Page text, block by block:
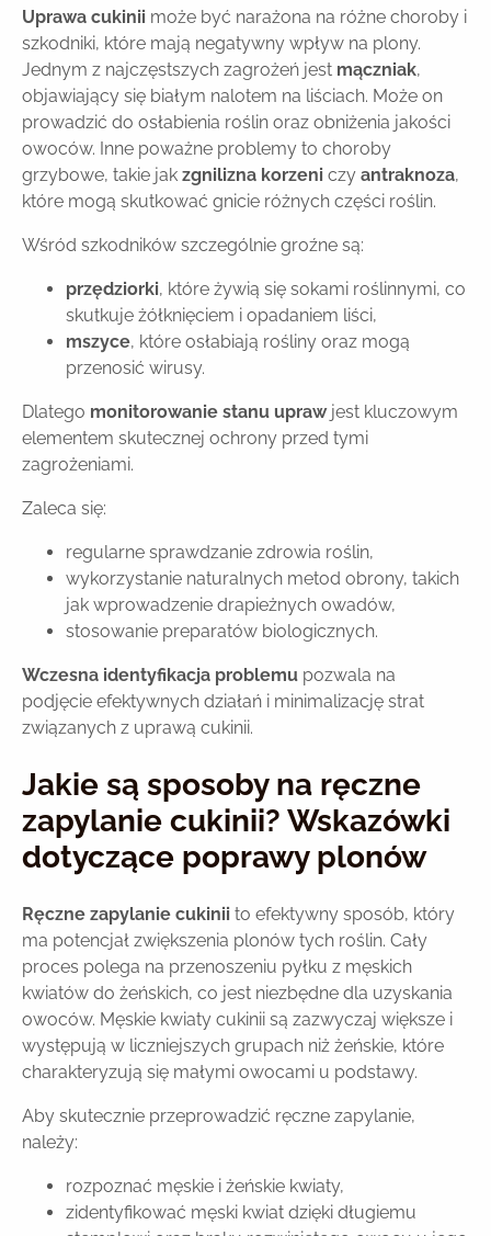
Uprawa cukinii może być narażona na różne choroby i
szkodniki, które mają negatywny wpływ na plony.
Jednym z najczęstszych zagrożeń jest mączniak,
objawiający się białym nalotem na liściach. Może on
prowadzić do osłabienia roślin oraz obniżenia jakości
owoców. Inne poważne problemy to choroby
grzybowe, takie jak zgnilizna korzeni czy antraknoza,
które mogą skutkować gnicie różnych części roślin.
Wśród szkodników szczególnie groźne są:
przędziorki, które żywią się sokami roślinnymi, co
skutkuje żółknięciem i opadaniem liści,
mszyce, które osłabiają rośliny oraz mogą
przenosić wirusy.
Dlatego monitorowanie stanu uprawjest kluczowym
elementem skutecznej ochrony przed tymi
zagrożeniami.
Zaleca się:
regularne sprawdzanie zdrowia roślin,
wykorzystanie naturalnych metod obrony, takich
jak wprowadzenie drapieżnych owadów,
stosowanie preparatów biologicznych.
Wczesna identyfikacja problemu pozwala na
podjęcie efektywnych działań i minimalizację strat
związanych z uprawą cukinii.
Jakie są sposoby na ręczne
zapylanie cukinii? Wskazówki
dotyczące poprawy plonów
Ręczne zapylanie cukinii to efektywny sposób, który
ma potencjał zwiększenia plonów tych roślin. Cały
proces polega na przenoszeniu pyłku z męskich
kwiatów do żeńskich, co jest niezbędne dla uzyskania
owoców. Męskie kwiaty cukinii są zazwyczaj większe i
występują w liczniejszych grupach niż żeńskie, które
charakteryzują się małymi owocami u podstawy.
Aby skutecznie przeprowadzić ręczne zapylanie,
należy:
rozpoznać męskie i żeńskie kwiaty,
zidentyfikować męski kwiat dzięki długiemu